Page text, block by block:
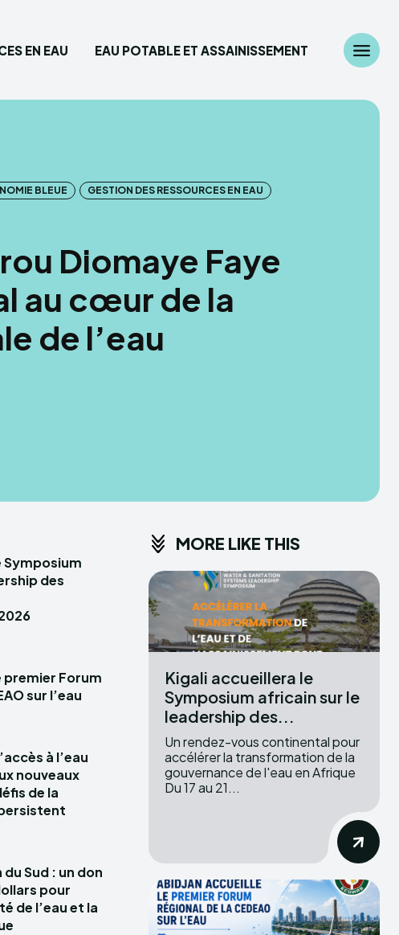
diplomatie
potable et Assainissement
EN EAU EAU POTABLE ET ASSAINISSEMENT
BLEUE
GESTION DES RESSOURCES EN EAU
Diomaye Faye
au cœur de la
de l’eau
Symposium
des
premier Forum
sur l’eau
à l’eau
nouveaux
de la
Sud : un don
pour
de l’eau et la
MORE LIKE THIS
Kigali accueillera le
Symposium africain sur le
leadership des...
Un rendez-vous continental pour
accélérer la transformation de la
gouvernance de l'eau en Afrique
Du 17 au 21...